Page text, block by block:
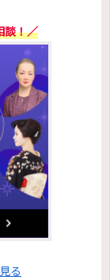
談！／
る